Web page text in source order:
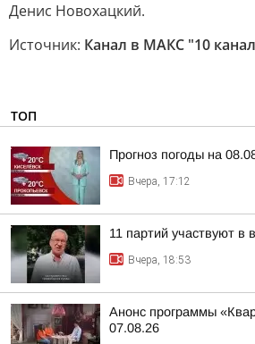
Денис Новохацкий.
Источник: Канал в МАКС "10
ТОП
Прогноз погоды на
Вчера, 17:12
11 партий участвуют в
Вчера, 18:53
Анонс программы
07.08.26